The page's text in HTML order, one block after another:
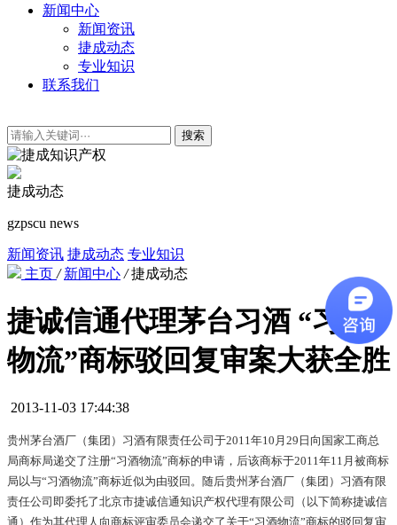
新闻中心
新闻资讯
捷成动态
专业知识
联系我们
搜索
捷成动态
gzpscu news
新闻资讯 捷成动态 专业知识
主页 / 新闻中心 / 捷成动态
捷诚信通代理茅台习酒 “习酒
物流”商标驳回复审案大获全胜
2013-11-03 17:44:38
贵州茅台酒厂（集团）习酒有限责任公司于2011年10月29日向国家工商总
局商标局递交了注册“习酒物流”商标的申请，后该商标于2011年11月被商标
局以与“习酒物流”商标近似为由驳回。随后贵州茅台酒厂（集团）习酒有限
责任公司即委托了北京市捷诚信通知识产权代理有限公司（以下简称捷诚信
通）作为其代理人向商标评审委员会递交了关于“习酒物流”商标的驳回复审